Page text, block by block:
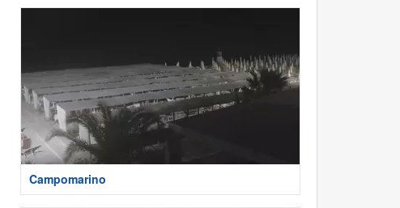
Campomarino